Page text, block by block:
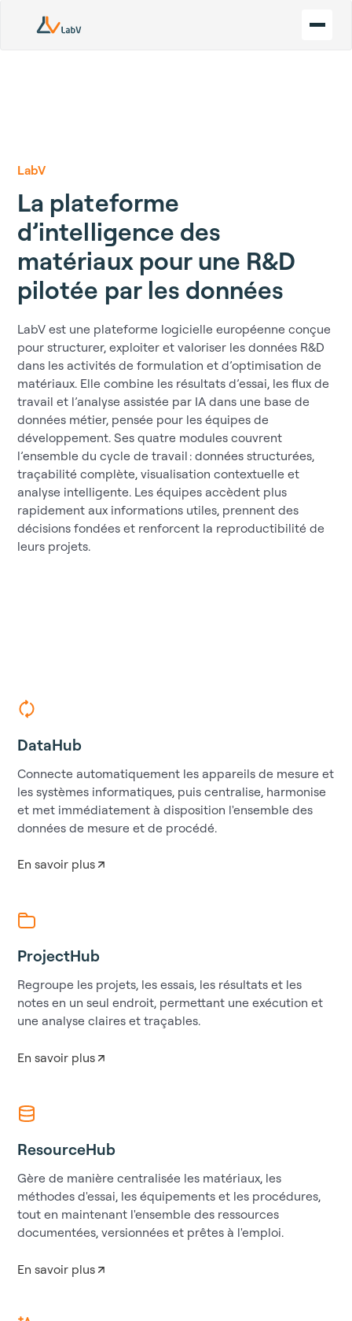
LabV
La plateforme
d’intelligence des
matériaux pour une R&D
pilotée par les données
LabV est une plateforme logicielle européenne conçue
pour structurer, exploiter et valoriser les données R&D
dans les activités de formulation et d’optimisation de
matériaux. Elle combine les résultats d’essai, les flux de
travail et l’analyse assistée par IA dans une base de
données métier, pensée pour les équipes de
développement. Ses quatre modules couvrent
l’ensemble du cycle de travail : données structurées,
traçabilité complète, visualisation contextuelle et
analyse intelligente. Les équipes accèdent plus
rapidement aux informations utiles, prennent des
décisions fondées et renforcent la reproductibilité de
leurs projets.
DataHub
Connecte automatiquement les appareils de mesure et
les systèmes informatiques, puis centralise, harmonise
et met immédiatement à disposition l'ensemble des
données de mesure et de procédé.
En savoir plus
ProjectHub
Regroupe les projets, les essais, les résultats et les
notes en un seul endroit, permettant une exécution et
une analyse claires et traçables.
En savoir plus
ResourceHub
Gère de manière centralisée les matériaux, les
méthodes d'essai, les équipements et les procédures,
tout en maintenant l'ensemble des ressources
documentées, versionnées et prêtes à l'emploi.
En savoir plus